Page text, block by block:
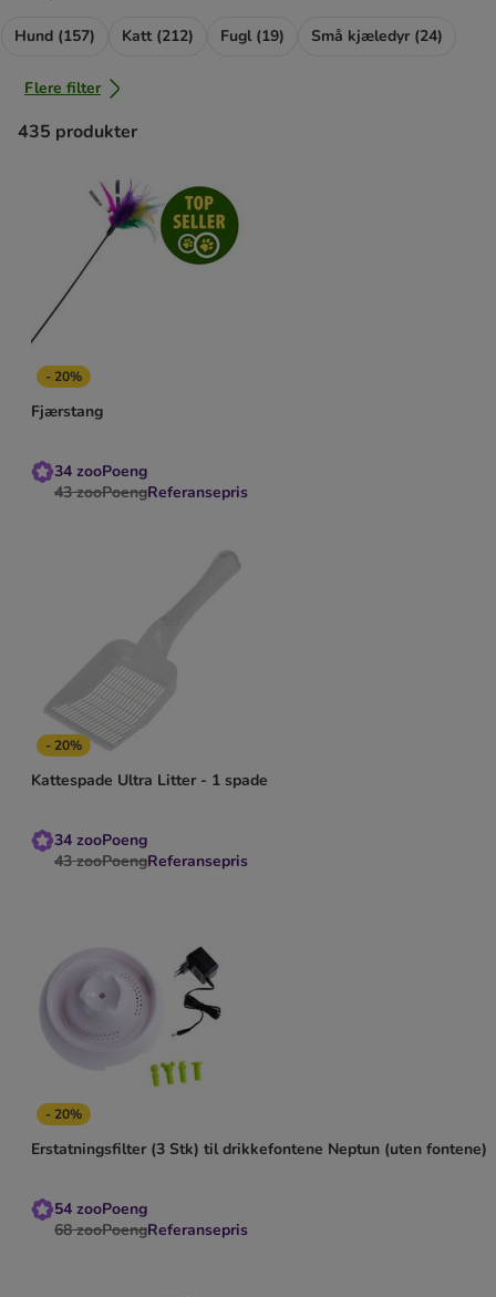
Hund (157) Katt (212) Fugl (19) Små kjæledyr (24)
Flere filter
435 produkter
- 20%
Fjærstang
34 zooPoeng
43 zooPoengReferansepris
- 20%
Kattespade Ultra Litter - 1 spade
34 zooPoeng
43 zooPoengReferansepris
- 20%
Erstatningsfilter (3 Stk) til drikkefontene Neptun (uten fontene)
54 zooPoeng
68 zooPoengReferansepris